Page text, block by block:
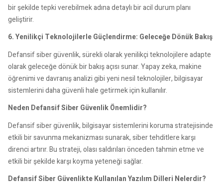
bir şekilde tepki verebilmek adına detaylı bir acil durum planı
geliştirir.
6. Yenilikçi Teknolojilerle Güçlendirme: Geleceğe Dönük Bakış
Defansif siber güvenlik, sürekli olarak yenilikçi teknolojilere adapte
olarak geleceğe dönük bir bakış açısı sunar. Yapay zeka, makine
öğrenimi ve davranış analizi gibi yeni nesil teknolojiler, bilgisayar
sistemlerini daha güvenli hale getirmek için kullanılır.
Neden Defansif Siber Güvenlik Önemlidir?
Defansif siber güvenlik, bilgisayar sistemlerini koruma stratejisinde
etkili bir savunma mekanizması sunarak, siber tehditlere karşı
direnci artırır. Bu strateji, olası saldırıları önceden tahmin etme ve
etkili bir şekilde karşı koyma yeteneği sağlar.
Defansif Siber Güvenlikte Kullanılan Yazılım Dilleri Nelerdir?